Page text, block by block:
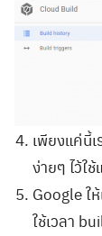
เพียงแค่นี้
ง่ายๆ ไว้ใช้
Google ใ
ใช้เวลา